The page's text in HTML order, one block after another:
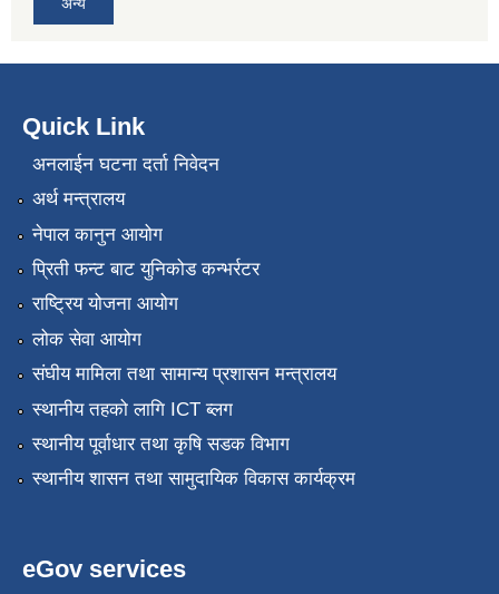
अन्य
Quick Link
अनलाईन घटना दर्ता निवेदन
अर्थ मन्त्रालय
नेपाल कानुन आयोग
प्रिती फन्ट बाट युनिकोड कन्भर्रटर
राष्ट्रिय योजना आयोग
लोक सेवा आयोग
संघीय मामिला तथा सामान्य प्रशासन मन्त्रालय
स्थानीय तहको लागि ICT ब्लग
स्थानीय पूर्वाधार तथा कृषि सडक विभाग
स्थानीय शासन तथा सामुदायिक विकास कार्यक्रम
eGov services